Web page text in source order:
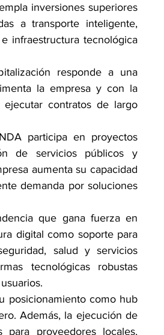
inversiones superiores
a transporte inteligente,
infraestructura tecnológica
responde a una
la empresa y con la
contratos de largo
participa en proyectos
de servicios públicos y
aumenta su capacidad
demanda por soluciones
que gana fuerza en
digital como soporte para
salud y servicios
tecnológicas robustas
posicionamiento como hub
Además, la ejecución de
para proveedores locales,